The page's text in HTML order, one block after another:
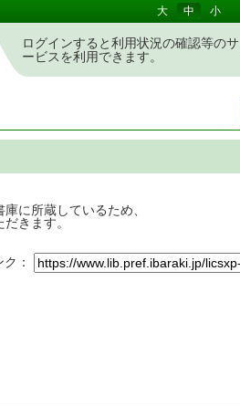
大 中 小
ログインすると利用状況の確認等のサ
ービスを利用できます。
に所蔵しているため、
きます。
：
話